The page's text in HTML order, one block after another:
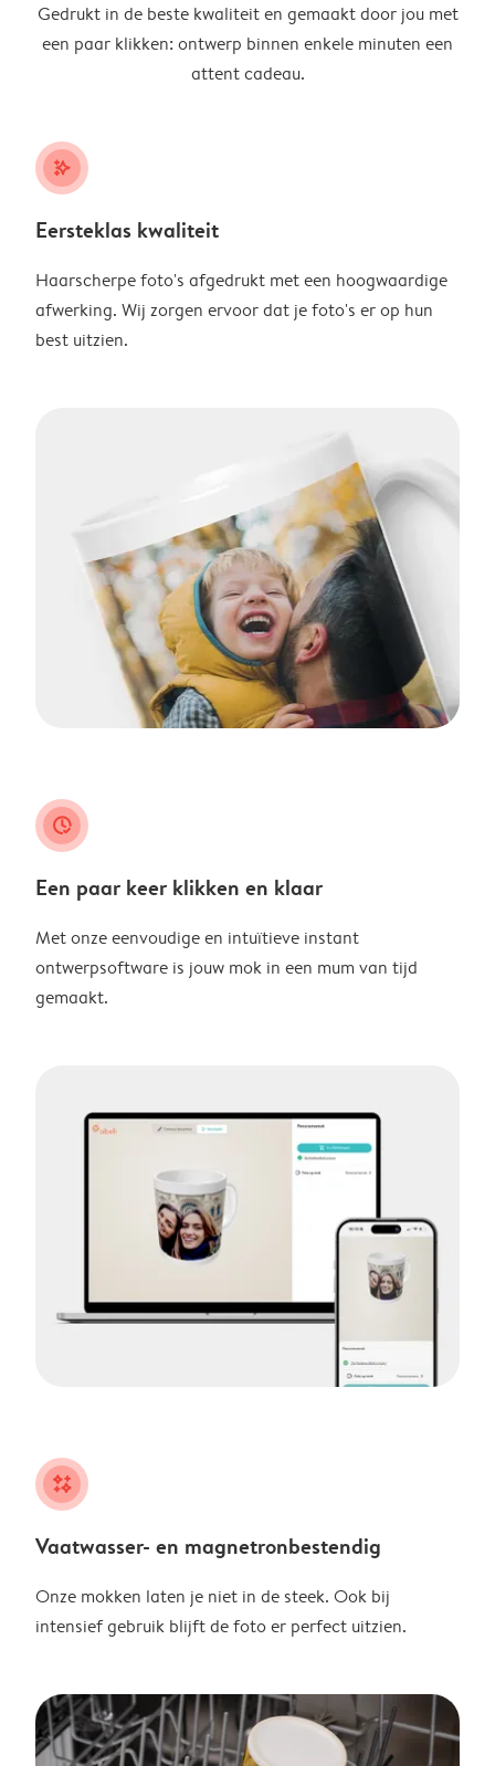
Gedrukt in de beste kwaliteit en gemaakt door jou met
een paar klikken: ontwerp binnen enkele minuten een
attent cadeau.
stars_plus
Eersteklas kwaliteit
Haarscherpe foto's afgedrukt met een hoogwaardige
afwerking. Wij zorgen ervoor dat je foto's er op hun
best uitzien.
clock_check
Een paar keer klikken en klaar
Met onze eenvoudige en intuïtieve instant
ontwerpsoftware is jouw mok in een mum van tijd
gemaakt.
night
Vaatwasser- en magnetronbestendig
Onze mokken laten je niet in de steek. Ook bij
intensief gebruik blijft de foto er perfect uitzien.